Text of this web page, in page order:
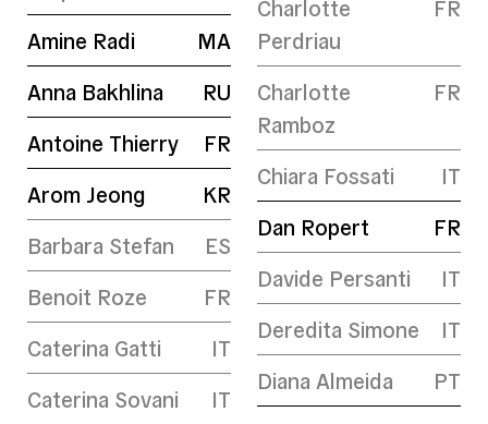
Amine Radi
MA
Anna Bakhlina
RU
Antoine Thierry
FR
Arom Jeong
KR
Barbara Stefan
ES
Benoit Roze
FR
Caterina Gatti
IT
Caterina Sovani
IT
Charlotte
Perdriau
FR
Charlotte
Ramboz
FR
Chiara Fossati
IT
Dan Ropert
FR
Davide Persanti
IT
Deredita Simone
IT
Diana Almeida
PT